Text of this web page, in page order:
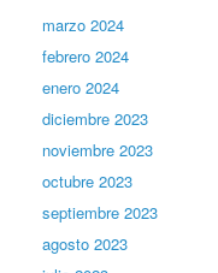
marzo 2024
febrero 2024
enero 2024
diciembre 2023
noviembre 2023
octubre 2023
septiembre 2023
agosto 2023